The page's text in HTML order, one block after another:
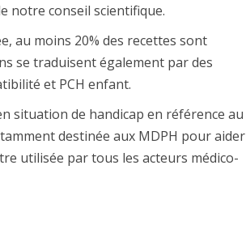
notre conseil scientifique.
au moins 20% des recettes sont
se traduisent également par des
et PCH enfant.
situation de handicap en référence au
destinée aux MDPH pour aider
utilisée par tous les acteurs médico-